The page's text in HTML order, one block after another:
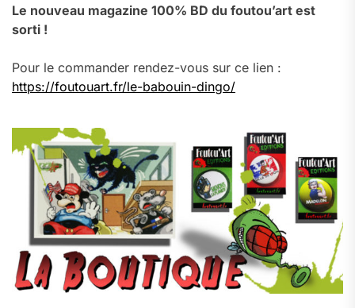
Le nouveau magazine 100% BD du foutou’art est
sorti !
Pour le commander rendez-vous sur ce lien :
https://foutouart.fr/le-babouin-dingo/